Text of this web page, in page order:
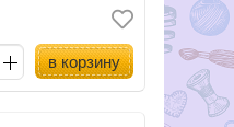
в корзину